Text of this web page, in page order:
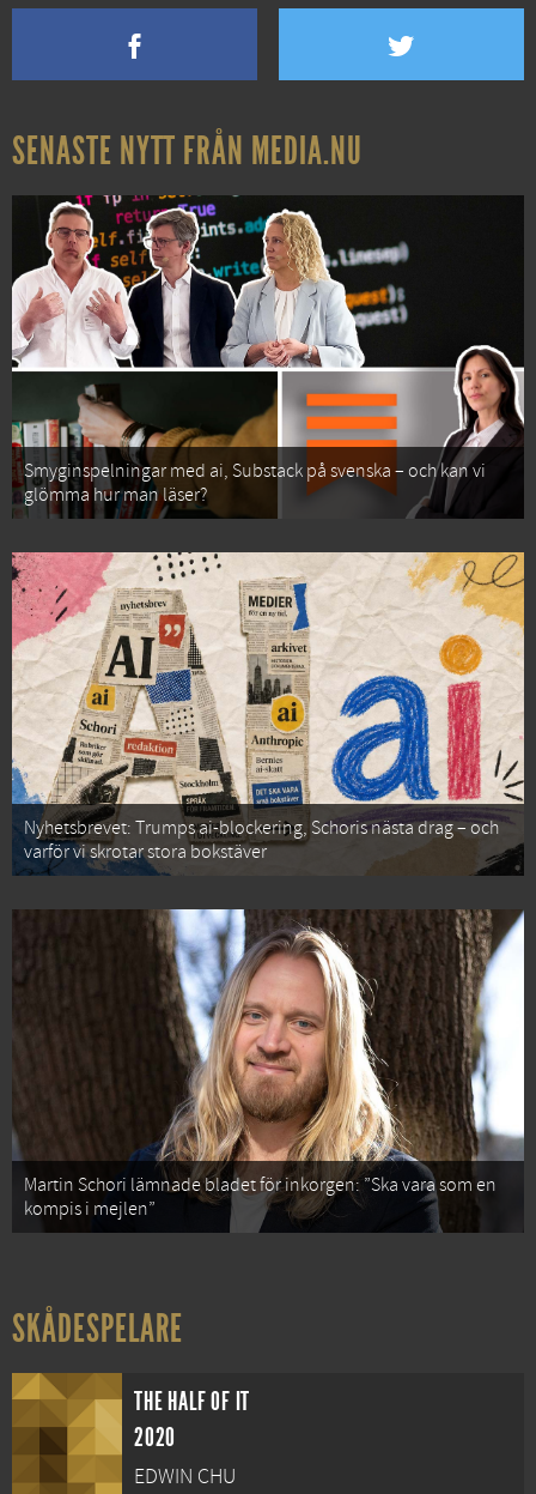
SENASTE NYTT FRÅN MEDIA.NU
Smyginspelningar med ai, Substack på svenska – och kan vi
glömma hur man läser?
Nyhetsbrevet: Trumps ai-blockering, Schoris nästa drag – och
varför vi skrotar stora bokstäver
Martin Schori lämnade bladet för inkorgen: ”Ska vara som en
kompis i mejlen”
SKÅDESPELARE
THE HALF OF IT
2020
EDWIN CHU